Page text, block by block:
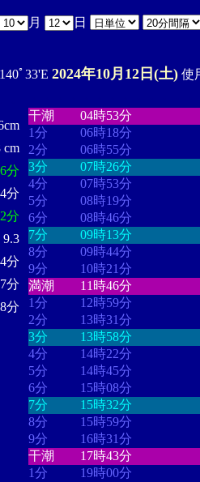
月 日
ﾟ33'E 2024年10月12日(土) 使
cm
分
分
分
9.3
分
分
分
干潮
04時53分
1分
06時18分
2分
06時55分
3分
07時26分
4分
07時53分
5分
08時19分
6分
08時46分
7分
09時13分
8分
09時44分
9分
10時21分
満潮
11時46分
1分
12時59分
2分
13時31分
3分
13時58分
4分
14時22分
5分
14時45分
6分
15時08分
7分
15時32分
8分
15時59分
9分
16時31分
干潮
17時43分
1分
19時00分